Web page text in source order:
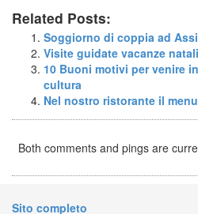
Related Posts:
Soggiorno di coppia ad
Visite guidate vacanze
10 Buoni motivi per venire
cultura
Nel nostro ristorante il
Both comments and pings are
Sito completo